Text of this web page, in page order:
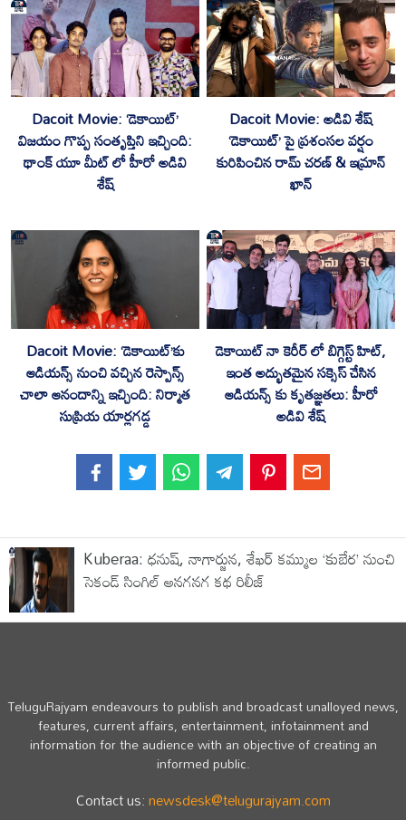
Dacoit Movie: ‘డెకాయిట్’
విజయం గొప్ప సంతృప్తిని ఇచ్చింది:
థాంక్ యూ మీట్ లో హీరో అడివి
శేష్
Dacoit Movie: అడివి శేష్
‘డెకాయిట్’ పై ప్రశంసల వర్షం
కురిపించిన రామ్ చరణ్ & ఇమ్రాన్
ఖాన్
Dacoit Movie: ‘డెకాయిట్‌’కు
ఆడియన్స్ నుంచి వచ్చిన రెస్పాన్స్
చాలా ఆనందాన్ని ఇచ్చింది: నిర్మాత
సుప్రియ యార్లగడ్డ
డెకాయిట్‌ నా కెరీర్ లో బిగ్గెస్ట్ హిట్,
ఇంత అద్భుతమైన సక్సెస్ చేసిన
ఆడియన్స్ కు కృతజ్ఞతలు: హీరో
అడివి శేష్
Kuberaa: ధనుష్, నాగార్జున, శేఖర్ కమ్ముల ‘కుబేర’ నుంచి
సెకండ్ సింగిల్ అనగనగ కథ రిలీజ్
TeluguRajyam endeavours to publish and broadcast unalloyed news,
features, current affairs, entertainment, infotainment and
information for the audience with an objective of creating an
informed public.
Contact us:newsdesk@telugurajyam.com